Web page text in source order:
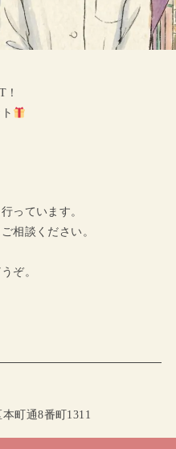
っています。
相談ください。
ぞ。
町通8番町1311